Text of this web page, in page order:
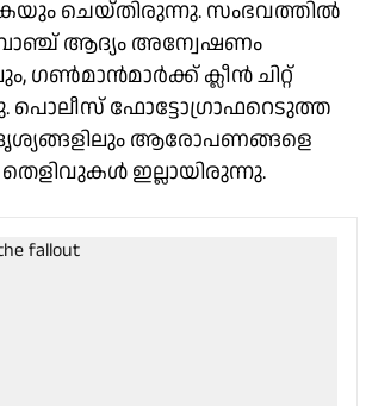
ചെയ്തിരുന്നു. സംഭവത്തില്‍
ആദ്യം അന്വേഷണം
ഗണ്‍മാന്‍മാര്‍ക്ക് ക്ലീന്‍ ചിറ്റ്
പൊലീസ് ഫോട്ടോഗ്രാഫറെടുത്ത
ദൃശ്യങ്ങളിലും ആരോപണങ്ങളെ
ഇല്ലായിരുന്നു.